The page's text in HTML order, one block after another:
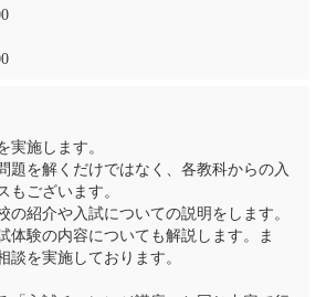
実施します。
題を解くだけではなく、各教科からの入
もございます。
の紹介や入試についての説明をします。
体験の内容についても解説します。ま
談を実施しております。